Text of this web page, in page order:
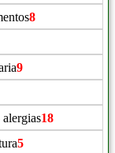
8
9
18
5